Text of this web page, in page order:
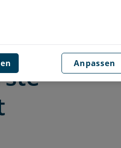
Anpassen